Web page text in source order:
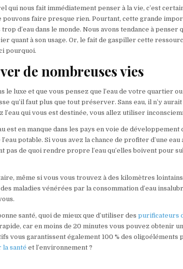
qui nous fait immédiatement penser à la vie, c’est
pouvons faire presque rien. Pourtant, cette grande
d’eau dans le monde. Nous avons tendance à penser
quant à son usage. Or, le fait de gaspiller cette
pourquoi.
de nombreuses vies
le luxe et que vous pensez que l’eau de votre quartier
qu’il faut plus que tout préserver. Sans eau, il n’y
l’eau qui vous est destinée, vous allez utiliser
est en manque dans les pays en voie de développement
l’eau potable. Si vous avez la chance de profiter d’une
pas de quoi rendre propre l’eau qu’elles boivent pour
même si vous vous trouvez à des kilomètres
maladies vénérées par la consommation d’eau
santé, quoi de mieux que d’utiliser despurificateurs
car en moins de 20 minutes vous pouvez obtenir
vous garantissent également 100 % des
santé et l’environnement ?